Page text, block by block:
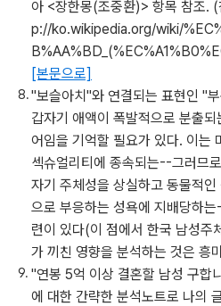
아 <장한몽(조중환)> 항목 참조
p://ko.wikipedia.org/wiki/
[본문으로]
"보슬아치"와 연결되는 표현인 "
갑자기 애액이 폭발적으로 분출
어임을 기억할 필요가 있다. 이는
섹슈얼리티에 종속되는--그러므
자기 주체성을 상실하고 동물적
으로 부응하는 성욕에 지배당하
련이 있다(이 점에서 한국 남성주
가 끼친 영향을 분석하는 것은 흥
"연봉 5억 이상 결혼할 남성 구합
에 대한 간략한 분석노트로 나